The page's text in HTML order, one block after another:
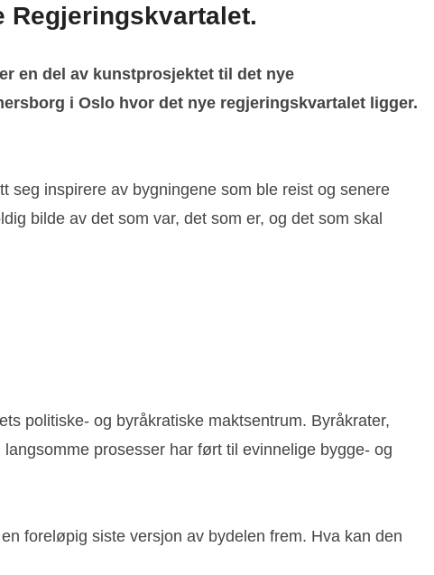
Regjeringskvartalet.
en del av kunstprosjektet til det nye
i Oslo hvor det nye regjeringskvartalet ligger.
seg inspirere av bygningene som ble reist og senere
bilde av det som var, det som er, og det som skal
politiske- og byråkratiske maktsentrum. Byråkrater,
prosesser har ført til evinnelige bygge- og
foreløpig siste versjon av bydelen frem. Hva kan den